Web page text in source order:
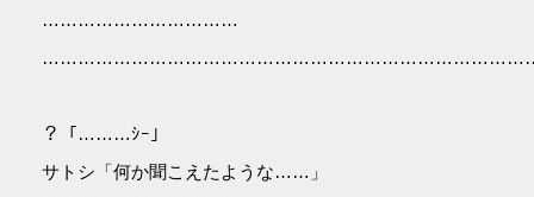
……………………………
？「………ｼｰ」
サトシ「何か聞こえたような……」